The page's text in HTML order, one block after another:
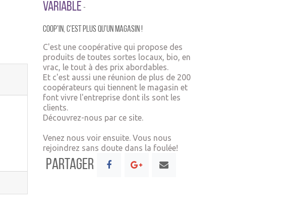
Variable -
Coop'In,c'est plus qu'un magasin !
C'est une coopérative qui propose des
produits de toutes sortes locaux, bio, en
vrac, le tout à des prix abordables.
Et c'est aussi une réunion de plus de 200
coopérateurs qui tiennent le magasin et
font vivre l'entreprise dont ils sont les
clients.
Découvrez-nous par ce site.
Venez nous voir ensuite. Vous nous
rejoindrez sans doute dans la foulée!
Partager